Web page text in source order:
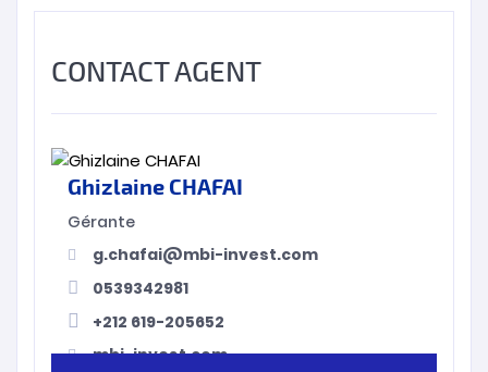
CONTACT AGENT
Ghizlaine CHAFAI
Gérante
g.chafai@mbi-invest.com
0539342981
+212 619-205652
mbi-invest.com